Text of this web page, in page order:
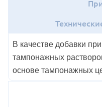
В качестве добавки
тампонажных
основе тампонажных